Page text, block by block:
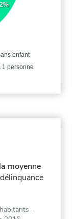
enfant
1 personne
moyenne
·